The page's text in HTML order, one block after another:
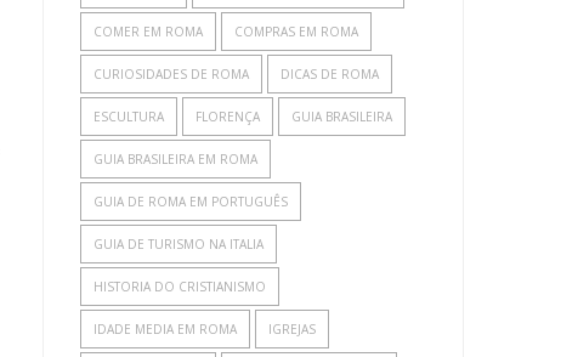
COMER EM ROMA COMPRAS EM ROMA
CURIOSIDADES DE ROMA DICAS DE ROMA
ESCULTURA FLORENÇA GUIA BRASILEIRA
GUIA BRASILEIRA EM ROMA
GUIA DE ROMA EM PORTUGUÊS
GUIA DE TURISMO NA ITALIA
HISTORIA DO CRISTIANISMO
IDADE MEDIA EM ROMA IGREJAS